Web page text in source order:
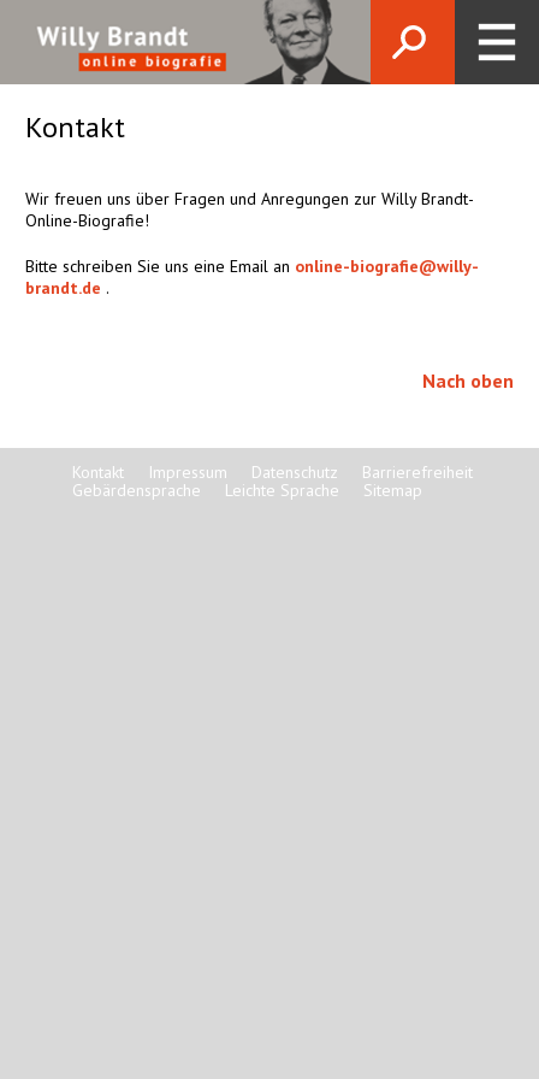
Kontakt
Wir freuen uns über Fragen und Anregungen zur Willy Brandt-
Online-Biografie!
Bitte schreiben Sie uns eine Email an online-biografie@willy-
brandt.de .
Nach oben
Kontakt Impressum Datenschutz
Barrierefreiheit
Gebärdensprache
Leichte Sprache Sitemap